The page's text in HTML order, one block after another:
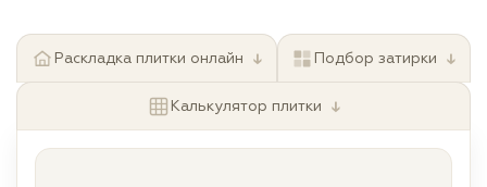
Раскладка плитки онлайн ↓ Подбор затирки ↓
Калькулятор плитки ↓